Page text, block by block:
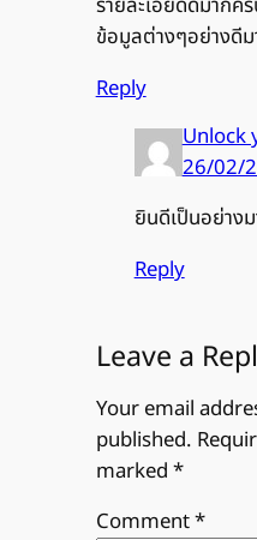
รายละเอียดดีมาก
ข้อมูลต่างๆอย่างดี
Reply
Unlock
26/02/
ยินดีเป็นอย่าง
Reply
Leave a
Your email
published.
marked*
Comment*